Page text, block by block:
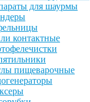
для шаурмы
контактные
пищеварочные